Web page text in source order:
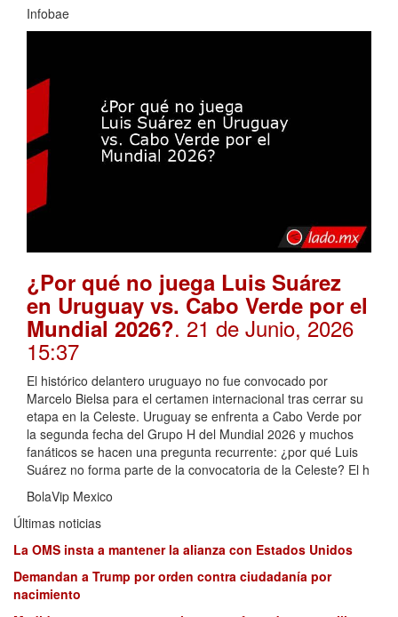
Infobae
¿Por qué no juega Luis Suárez
en Uruguay vs. Cabo Verde por el
Mundial 2026?. 21 de Junio, 2026
15:37
El histórico delantero uruguayo no fue convocado por
Marcelo Bielsa para el certamen internacional tras cerrar su
etapa en la Celeste. Uruguay se enfrenta a Cabo Verde por
la segunda fecha del Grupo H del Mundial 2026 y muchos
fanáticos se hacen una pregunta recurrente: ¿por qué Luis
Suárez no forma parte de la convocatoria de la Celeste? El h
BolaVip Mexico
Últimas noticias
La OMS insta a mantener la alianza con Estados Unidos
Demandan a Trump por orden contra ciudadanía por
nacimiento